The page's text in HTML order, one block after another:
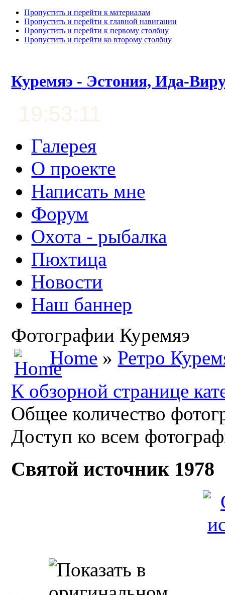
Пропустить и перейти к материалам
Пропустить и перейти к главной навигации
Пропустить и перейти к первому столбцу
Пропустить и перейти ко второму столбцу
Куремяэ - Эстония, Ида-
19:53:12
Галерея
О проекте
Написать мне
Форум
Охота - рыбалка
Пюхтица
Новости
Наш баннер
Фотографии Куремяэ
Home » Ретро
К обзорной странице
Общее количество
Доступ ко всем
Святой источник 1978